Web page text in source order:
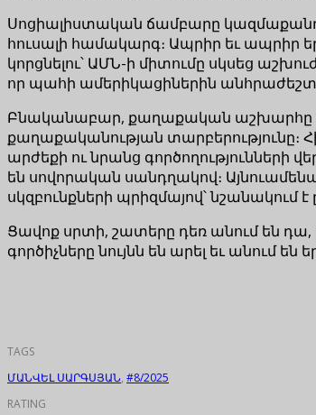
Սոցիալիստական ճամբարը
հուսալի համակարգ։ Ապրիր եւ ապրիր
կորցնելու՝ ԱՄՆ-ի միտումը սկսեց
որ պահի ամերիկացիներին անհրաժեշտ
Բնականաբար, քաղաքական աշխարհը
քաղաքականության տարբերությունը։
արժեքի ու նրանց գործողությունների
են սովորական սանդղակով։
սկզբունքների պրիզմայով՝ նշանակում
Ցավոք սրտի, շատերը դեռ անում են դա,
գործիչները նույնն են արել եւ անում
TAGS
ՄԱՆՎԵԼ ՍԱՐԳՍՅԱՆ, #8/2025
RATING